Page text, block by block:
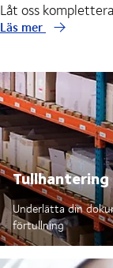
Låt oss
Läs mer
Tullhantering
Underlätta din
förtullning